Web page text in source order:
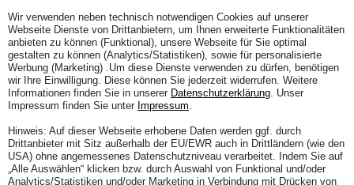
Wir verwenden neben technisch notwendigen Cookies auf unserer
Webseite Dienste von Drittanbietern, um Ihnen erweiterte Funktionalitäten
anbieten zu können (Funktional), unsere Webseite für Sie optimal
gestalten zu können (Analytics/Statistiken), sowie für personalisierte
Werbung (Marketing) .Um diese Dienste verwenden zu dürfen, benötigen
wir Ihre Einwilligung. Diese können Sie jederzeit widerrufen. Weitere
Informationen finden Sie in unserer Datenschutzerklärung. Unser
Impressum finden Sie unter Impressum.
Hinweis: Auf dieser Webseite erhobene Daten werden ggf. durch
Drittanbieter mit Sitz außerhalb der EU/EWR auch in Drittländern (wie den
USA) ohne angemessenes Datenschutzniveau verarbeitet. Indem Sie auf
„Alle Auswählen“ klicken bzw. durch Auswahl von Funktional und/oder
Analytics/Statistiken und/oder Marketing in Verbindung mit Drücken von